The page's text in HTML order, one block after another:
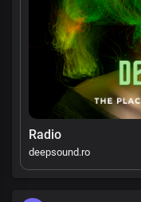
Radio
deepsound.ro